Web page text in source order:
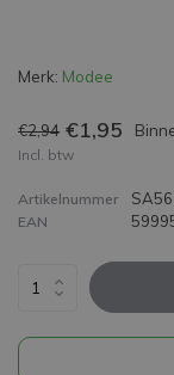
Merk: Modee
€2,94 €1,95
Incl. btw
Artikelnummer
EAN